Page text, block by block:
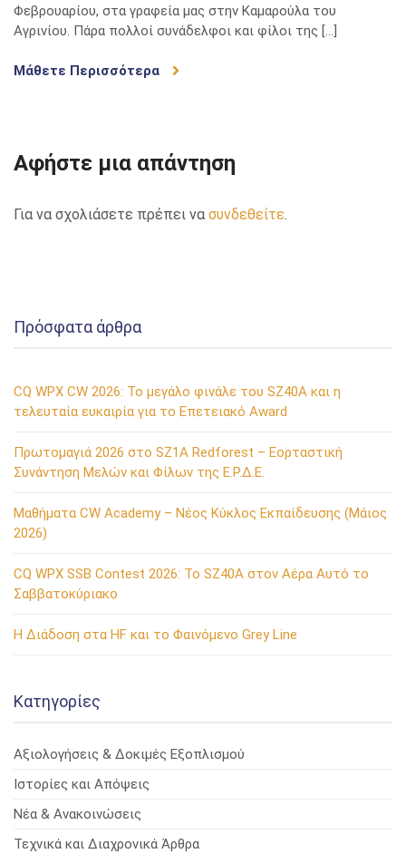
Φεβρουαρίου, στα γραφεία μας στην Καμαρούλα του
Αγρινίου. Πάρα πολλοί συνάδελφοι και φίλοι της […]
Μάθετε Περισσότερα
Αφήστε μια απάντηση
Για να σχολιάσετε πρέπει να συνδεθείτε.
Πρόσφατα άρθρα
CQ WPX CW 2026: Το μεγάλο φινάλε του SZ40A και η
τελευταία ευκαιρία για το Επετειακό Award
Πρωτομαγιά 2026 στο SZ1A Redforest – Εορταστική
Συνάντηση Μελών και Φίλων της Ε.Ρ.Δ.Ε.
Μαθήματα CW Academy – Νέος Κύκλος Εκπαίδευσης (Μάιος
2026)
CQ WPX SSB Contest 2026: Το SZ40A στον Αέρα Αυτό το
Σαββατοκύριακο
Η Διάδοση στα HF και το Φαινόμενο Grey Line
Kατηγορίες
Αξιολογήσεις & Δοκιμές Εξοπλισμού
Ιστορίες και Απόψεις
Νέα & Ανακοινώσεις
Τεχνικά και Διαχρονικά Άρθρα